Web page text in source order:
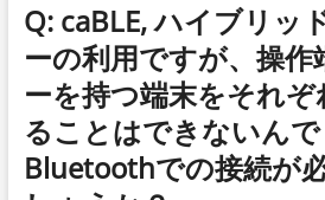
Q: caBLE, ハイブリッ
ーの利用ですが、操作
ーを持つ端末をそれ
ることはできないん
Bluetoothでの接続が